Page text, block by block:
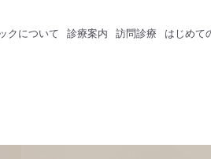
クについて 診療案内 訪問診療 はじめて